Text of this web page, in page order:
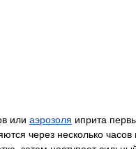
или аэрозоля иприта
через несколько часов